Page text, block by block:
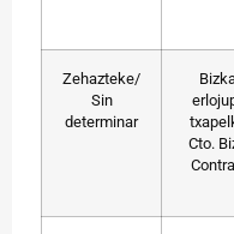
Zehazteke/
Sin
determinar
Cto.